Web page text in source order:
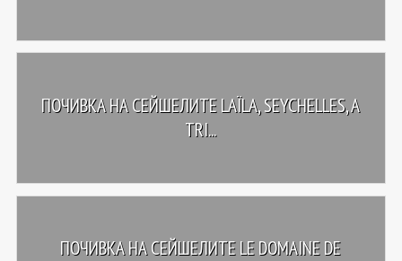
ПОЧИВКА НА СЕЙШЕЛИТЕ LAÏLA, SEYCHELLES, A
TRI...
ПОЧИВКА НА СЕЙШЕЛИТЕ LE DOMAINE DE